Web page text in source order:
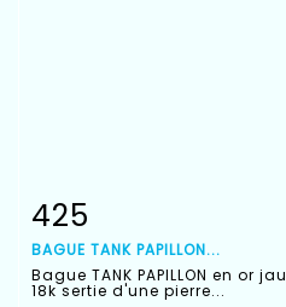
Fiche détaillée
425
BAGUE TANK PAPILLON...
Bague TANK PAPILLON en or
18k sertie d'une pierre...